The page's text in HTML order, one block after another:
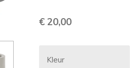
€ 20,00
Kleur